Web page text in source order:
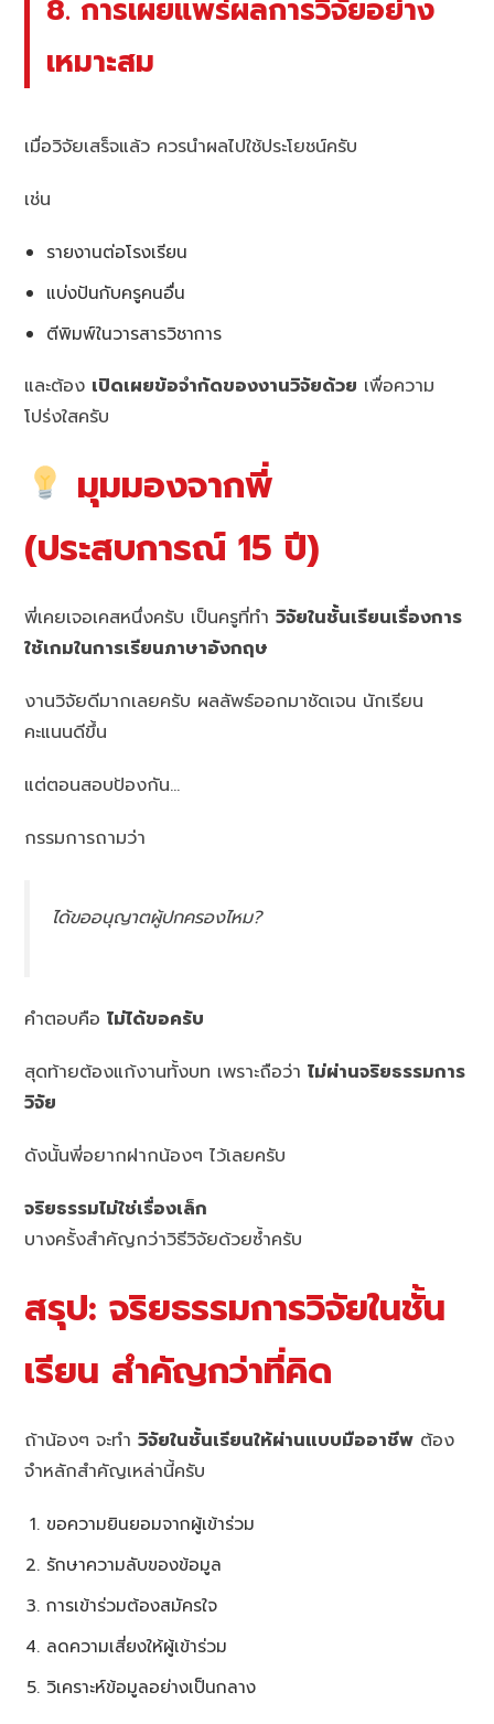
8. การเผยแพร่ผลการวิจัยอย่าง
เหมาะสม
เมื่อวิจัยเสร็จแล้ว ควรนำผลไปใช้ประโยชน์ครับ
เช่น
รายงานต่อโรงเรียน
แบ่งปันกับครูคนอื่น
ตีพิมพ์ในวารสารวิชาการ
และต้อง เปิดเผยข้อจำกัดของงานวิจัยด้วย เพื่อความ
โปร่งใสครับ
มุมมองจากพี่
(ประสบการณ์ 15 ปี)
พี่เคยเจอเคสหนึ่งครับ เป็นครูที่ทำวิจัยในชั้นเรียนเรื่องการ
ใช้เกมในการเรียนภาษาอังกฤษ
งานวิจัยดีมากเลยครับ ผลลัพธ์ออกมาชัดเจน นักเรียน
คะแนนดีขึ้น
แต่ตอนสอบป้องกัน…
กรรมการถามว่า
ได้ขออนุญาตผู้ปกครองไหม?
คำตอบคือไม่ได้ขอครับ
สุดท้ายต้องแก้งานทั้งบท เพราะถือว่าไม่ผ่านจริยธรรมการ
วิจัย
ดังนั้นพี่อยากฝากน้องๆ ไว้เลยครับ
จริยธรรมไม่ใช่เรื่องเล็ก
บางครั้งสำคัญกว่าวิธีวิจัยด้วยซ้ำครับ
สรุป: จริยธรรมการวิจัยในชั้น
เรียน สำคัญกว่าที่คิด
ถ้าน้องๆ จะทำวิจัยในชั้นเรียนให้ผ่านแบบมืออาชีพ ต้อง
จำหลักสำคัญเหล่านี้ครับ
ขอความยินยอมจากผู้เข้าร่วม
รักษาความลับของข้อมูล
การเข้าร่วมต้องสมัครใจ
ลดความเสี่ยงให้ผู้เข้าร่วม
วิเคราะห์ข้อมูลอย่างเป็นกลาง